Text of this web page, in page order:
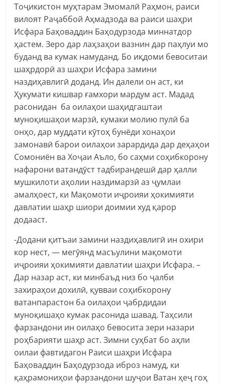
Тоҷикистон муҳтарам Эмомалӣ Раҳмон, раиси
вилоят Раҷаббой Аҳмадзода ва раиси шаҳри
Исфара Баҳоваддин Баҳодурзода миннатдор
ҳастем. Зеро дар лаҳзаҳои вазнин дар паҳлуи мо
буданд ва кумак намуданд. Бо иқдоми бевоситаи
шаҳрдорӣ аз шаҳри Исфара замини
наздиҳавлигӣ доданд. Ин далели он аст, ки
Ҳукумати кишвар ғамхори мардум аст. Мадад
расонидан ба оилаҳои шаҳидгаштаи
муноқишаҳои марзӣ, кумаки молию пулӣ ба
онҳо, дар муддати кӯтоҳ бунёди хонаҳои
замонавӣ барои оилаҳои зарардида дар деҳаҳои
Сомониён ва Хоҷаи Аъло, бо саҳми соҳибкорону
нафарони ватандӯст тадбирандешӣ дар ҳалли
мушкилоти аҳолии наздимарзӣ аз ҷумлаи
амалҳоест, ки Мақомоти иҷроияи ҳокимияти
давлатии шаҳр шиори доимии худ қарор
додааст.
-Додани қитъаи замини наздиҳавлигӣ ин охири
кор нест, — мегӯянд масъулини мақомоти
иҷроияи ҳокимияти давлатии шаҳри Исфара. –
Дар назар аст, ки минбаъд низ бо ҷалби
захираҳои дохилӣ, қувваи соҳибкорону
ватанпарастон ба оилаҳои ҷабрдидаи
муноқишаҳо кумак расонида шавад. Таҳсили
фарзандони ин оилаҳо бевосита зери назари
роҳбарияти шаҳр аст. Зимни суҳбат бо аҳли
оилаи фавтидагон Раиси шаҳри Исфара
Баҳоваддин Баҳодурзода иброз намуд, ки
қаҳрамониҳои фарзандони шуҷои Ватан ҳеҷ гоҳ